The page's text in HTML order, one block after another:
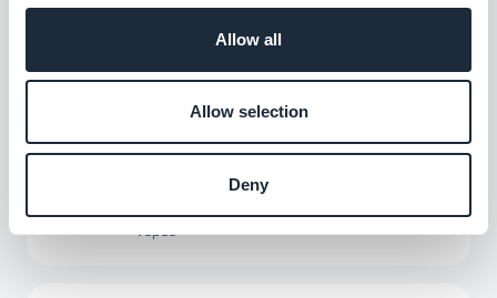
Allow all
Allow selection
Deny
jakamista varten.
Automaattinen URL-osoitteen
uudelleenohjaus
Pidä linkit aktiivisina ja optimoi SEO
Vapaa